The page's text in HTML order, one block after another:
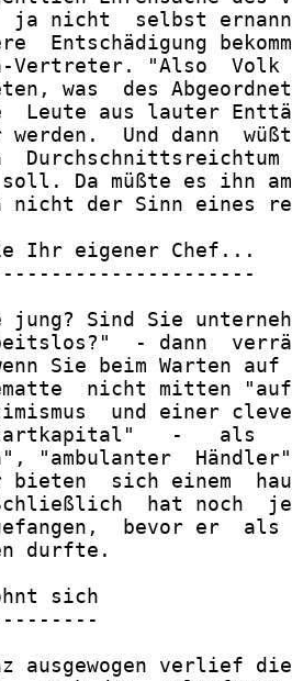
ja nicht  selbst
Entschädigung
Vertreter. "Also
was  des
Leute aus lauter
werden.  Und dann
Da müßte es ihn
nicht der Sinn eines
Ihr eigener Chef...
jung? Sind Sie
- dann
Sie beim Warten
nicht mitten
und einer
-   als
"ambulanter
bieten  sich einem
hat noch
bevor er
durfte.
sich
ausgewogen verlief